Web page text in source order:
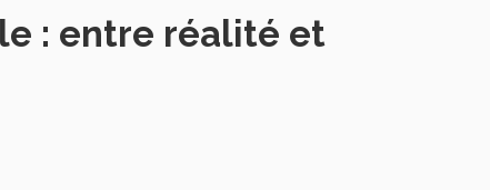
: entre réalité et